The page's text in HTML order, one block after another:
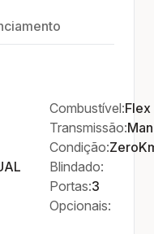
Combustível:Flex
Transmissão:
Condição:
Blindado:
Portas:3
Opcionais: